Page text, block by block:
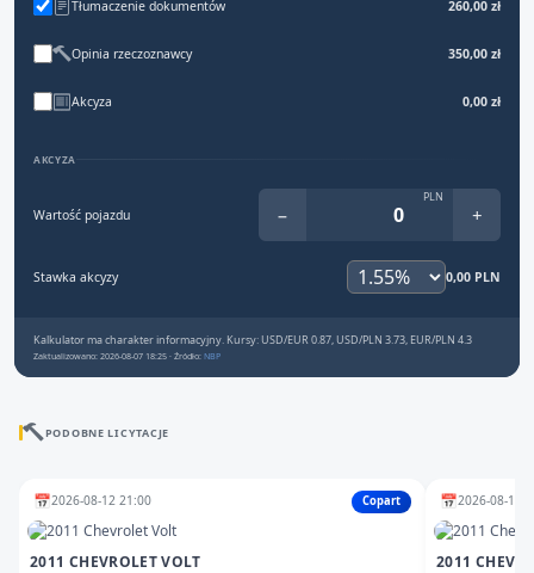
Tłumaczenie dokumentów 260,00 zł
Opinia rzeczoznawcy 350,00 zł
Akcyza 0,00 zł
AKCYZA
Wartość pojazdu −
PLN
+
Stawka akcyzy 0,00 PLN
Kalkulator ma charakter informacyjny. Kursy: USD/EUR 0.87, USD/PLN 3.73, EUR/PLN 4.3
Zaktualizowano: 2026-08-07 18:25 · Źródło: NBP
PODOBNE LICYTACJE
📅2026-08-12 21:00 Copart
2011 CHEVROLET VOLT
📅2026-08-10
2011